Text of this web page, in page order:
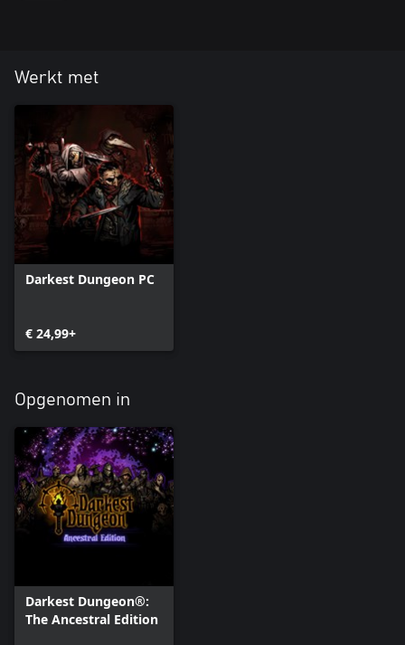
Werkt met
Darkest Dungeon PC
€ 24,99+
Opgenomen in
Darkest Dungeon®:
The Ancestral Edition